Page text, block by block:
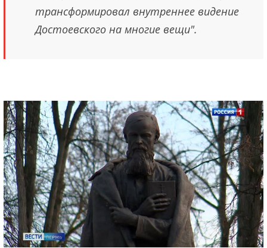
трансформировал внутреннее видение
Достоевского на многие вещи".